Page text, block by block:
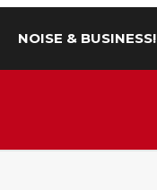
NOISE & BUSINESS!